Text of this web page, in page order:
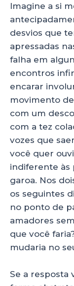
a
ts
A
p
p
Imagine a si
desvios que
apressadas
falha em
encontros
encarar
movimento
com um
com a tez
vozes que
você quer
indiferente às
garoa. Nos
os seguintes
no ponto de
amadores
que você
mudaria no
Se a resposta